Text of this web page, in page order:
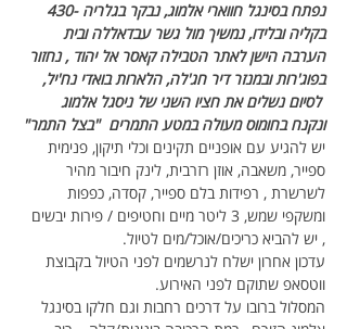
בקליה ובלידו, נמשיך מול גשר עבדאללה ובית
הערבה הישן לאתר הטבילה קאסר אל יהוד , נחזור
בפוג'רות ובמנזר דיר חג'לה, הלארות בואדי נח'יל,
לסיום נשלים את חציו השני של ניסגל אלמוג
ונקנח בחומוס מעולה במטע התמרים  "בצל התמר"
יש להגיע עם אופניים תקינים וכלי תיקון, פנימית
ספייר, משאבה, אוזן רזרבית, לינק חיבור מהיר
לשרשרת , רפידות בלם ספייר, קסדה, כפפות
ומשקפי שמש, 3 ליטר מיים וחטיפים / פירות יבשים
, יש להביא כריכים/אוכל/מים לטיול.
עדכון אחרון ישלח לנרשמים לפני הטיול בקבוצת
ווטסאפ שתוקם לפני האירוע.
המסלול ברובו על דרכים רחבות וגם חלקו בסינגל